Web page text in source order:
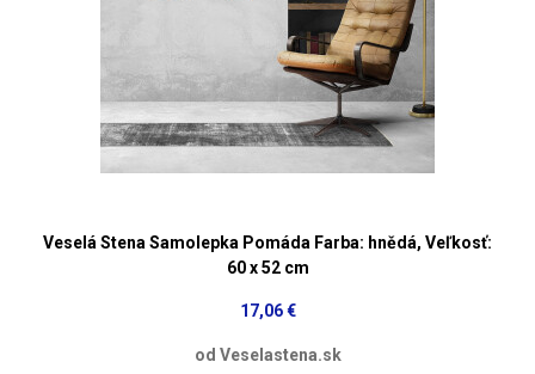
Veselá Stena Samolepka Pomáda Farba: hnědá, Veľkosť:
60 x 52 cm
17,06 €
od Veselastena.sk